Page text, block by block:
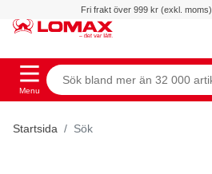
Fri frakt över 999 kr (exkl. moms)
Menu
Startsida Sök